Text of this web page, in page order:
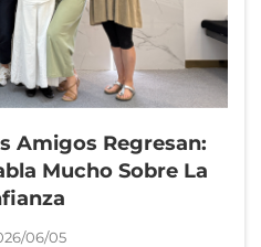
Amigos Regresan:
Mucho Sobre La
06/05